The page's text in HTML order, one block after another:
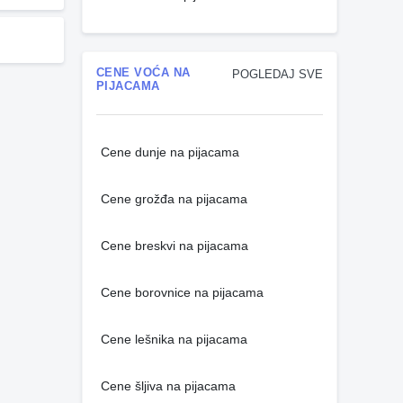
POGLEDAJ SVE
CENE VOĆA NA
PIJACAMA
Cene dunje na pijacama
Cene grožđa na pijacama
Cene breskvi na pijacama
Cene borovnice na pijacama
Cene lešnika na pijacama
Cene šljiva na pijacama